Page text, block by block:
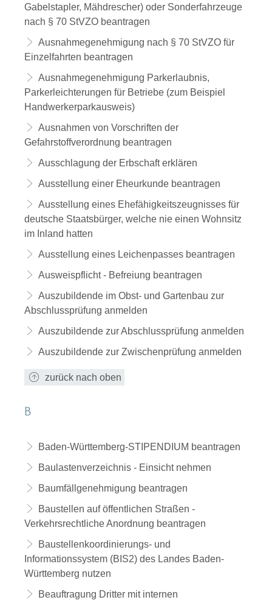
Gabelstapler, Mähdrescher) oder Sonderfahrzeuge
nach § 70 StVZO beantragen
Ausnahmegenehmigung nach § 70 StVZO für
Einzelfahrten beantragen
Ausnahmegenehmigung Parkerlaubnis,
Parkerleichterungen für Betriebe (zum Beispiel
Handwerkerparkausweis)
Ausnahmen von Vorschriften der
Gefahrstoffverordnung beantragen
Ausschlagung der Erbschaft erklären
Ausstellung einer Eheurkunde beantragen
Ausstellung eines Ehefähigkeitszeugnisses für
deutsche Staatsbürger, welche nie einen Wohnsitz
im Inland hatten
Ausstellung eines Leichenpasses beantragen
Ausweispflicht - Befreiung beantragen
Auszubildende im Obst- und Gartenbau zur
Abschlussprüfung anmelden
Auszubildende zur Abschlussprüfung anmelden
Auszubildende zur Zwischenprüfung anmelden
zurück nach oben
B
Baden-Württemberg-STIPENDIUM beantragen
Baulastenverzeichnis - Einsicht nehmen
Baumfällgenehmigung beantragen
Baustellen auf öffentlichen Straßen -
Verkehrsrechtliche Anordnung beantragen
Baustellenkoordinierungs- und
Informationssystem (BIS2) des Landes Baden-
Württemberg nutzen
Beauftragung Dritter mit internen